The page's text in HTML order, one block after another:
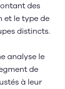
des
et le type de
distincts.
analyse le
de
à leur